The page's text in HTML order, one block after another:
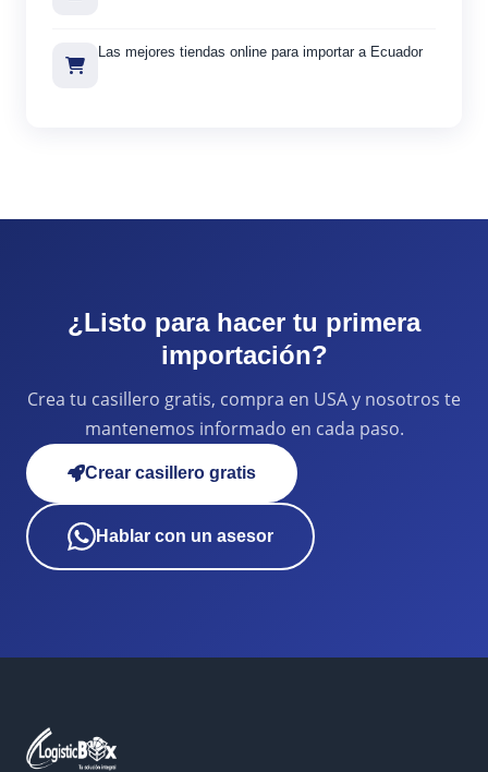
Las mejores tiendas online para importar a Ecuador
¿Listo para hacer tu primera
importación?
Crea tu casillero gratis, compra en USA y nosotros te
mantenemos informado en cada paso.
Crear casillero gratis
Hablar con un asesor